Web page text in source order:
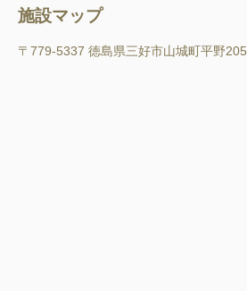
施設マップ
〒779-5337 徳島県三好市山城町平野205